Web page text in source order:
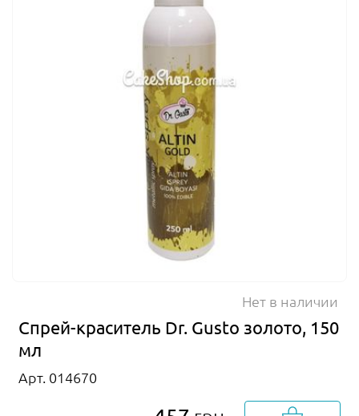
Нет в наличии
Спрей-краситель Dr. Gusto золото, 150
мл
Арт. 014670